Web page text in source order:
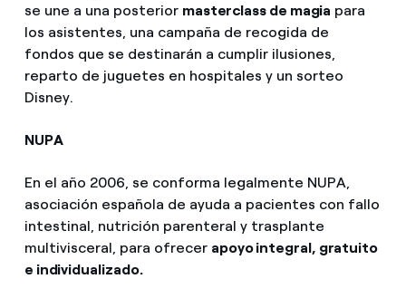
se une a una posterior masterclass de magia para
los asistentes, una campaña de recogida de
fondos que se destinarán a cumplir ilusiones,
reparto de juguetes en hospitales y un sorteo
Disney.
NUPA
En el año 2006, se conforma legalmente NUPA,
asociación española de ayuda a pacientes con fallo
intestinal, nutrición parenteral y trasplante
multivisceral, para ofrecer apoyo integral, gratuito
e individualizado.